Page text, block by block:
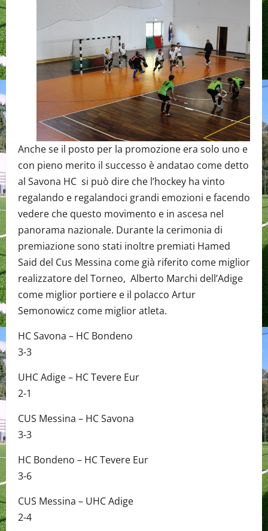
Anche se il posto per la promozione era solo uno e
con pieno merito il successo è andatao come detto
al Savona HC si può dire che l’hockey ha vinto
regalando e regalandoci grandi emozioni e facendo
vedere che questo movimento e in ascesa nel
panorama nazionale. Durante la cerimonia di
premiazione sono stati inoltre premiati Hamed
Said del Cus Messina come già riferito come miglior
realizzatore del Torneo, Alberto Marchi dell’Adige
come miglior portiere e il polacco Artur
Semonowicz come miglior atleta.
HC Savona – HC Bondeno
3-3
UHC Adige – HC Tevere Eur
2-1
CUS Messina – HC Savona
3-3
HC Bondeno – HC Tevere Eur
3-6
CUS Messina – UHC Adige
2-4